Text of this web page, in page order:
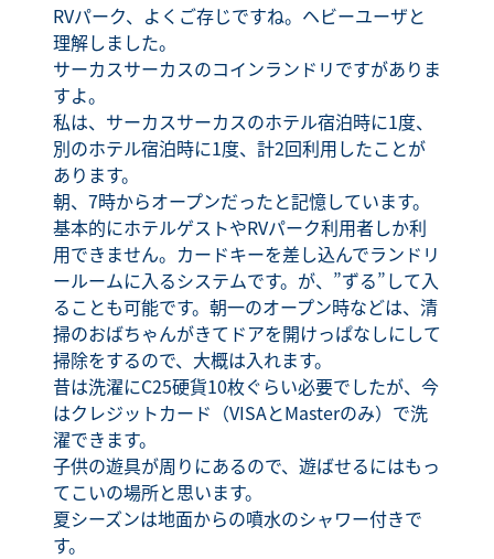
RVパーク、よくご存じですね。ヘビーユーザと
理解しました。
サーカスサーカスのコインランドリですがありま
すよ。
私は、サーカスサーカスのホテル宿泊時に1度、
別のホテル宿泊時に1度、計2回利用したことが
あります。
朝、7時からオープンだったと記憶しています。
基本的にホテルゲストやRVパーク利用者しか利
用できません。カードキーを差し込んでランドリ
ールームに入るシステムです。が、”ずる”して入
ることも可能です。朝一のオープン時などは、清
掃のおばちゃんがきてドアを開けっぱなしにして
掃除をするので、大概は入れます。
昔は洗濯にC25硬貨10枚ぐらい必要でしたが、今
はクレジットカード（VISAとMasterのみ）で洗
濯できます。
子供の遊具が周りにあるので、遊ばせるにはもっ
てこいの場所と思います。
夏シーズンは地面からの噴水のシャワー付きで
す。